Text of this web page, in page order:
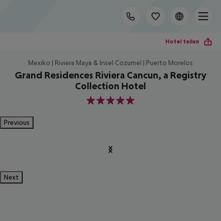
Hotel teilen
Mexiko | Riviera Maya & Insel Cozumel | Puerto Morelos
Grand Residences Riviera Cancun, a Registry
Collection Hotel
5
Previous
Next